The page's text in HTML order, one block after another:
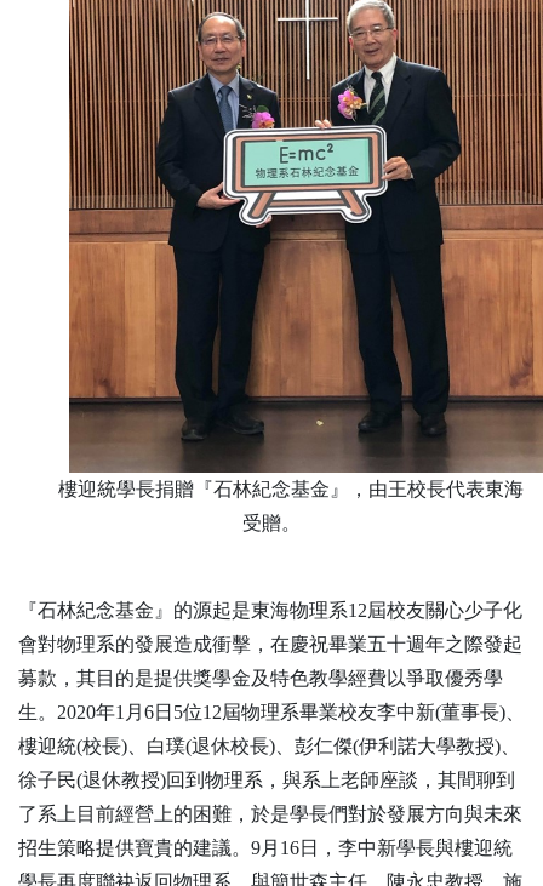
樓迎統學長捐贈『石林紀念基金』，由王校長代表東海
受贈。
『石林紀念基金』的源起是東海物理系12屆校友關心少子化
會對物理系的發展造成衝擊，在慶祝畢業五十週年之際發起
募款，其目的是提供獎學金及特色教學經費以爭取優秀學
生。 2020年1 月 6日 5位12屆物理系畢業校友李中新(董事長)
樓迎統(校長) 、白璞(退休校長) 、彭仁傑(伊利諾大學教授)
徐子民(退休教授)回到物理系，與系上老師座談，其間聊到
了系上目前經營上的困難，於是學長們對於發展方向與未來
招生策略提供寶貴的建議。 9月 16日，李中新學長與樓迎統